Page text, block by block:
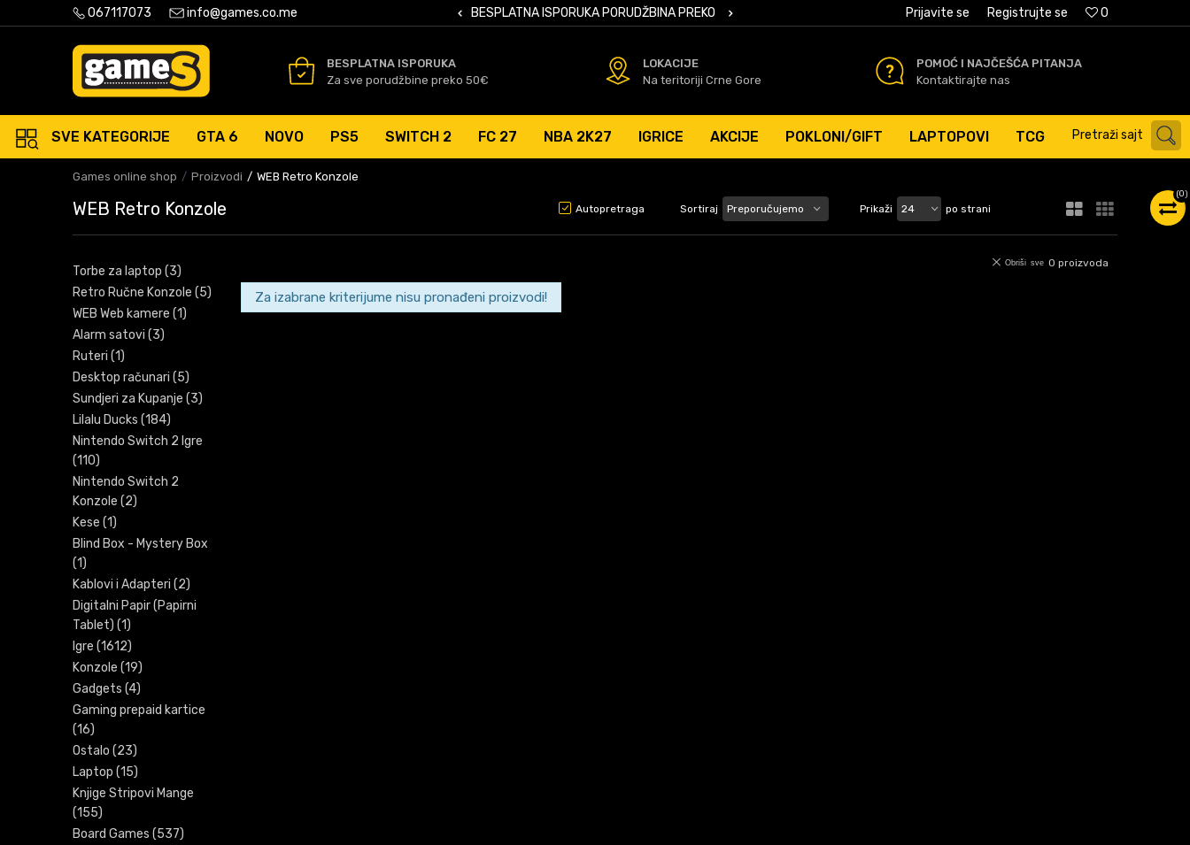
067117073 info@games.co.me
ISPORUKA PORUDŽBINA PREKO 50 EURSIGURNO PLAĆANJE PLATNIM KARTICAMA BESPLATNA ISPORUKA PORUDŽBINA PREKO 50 EURSIGURNO PLAĆANJE PLATNIM KARTICAMA 0
Prijavite se Registrujte se
BESPLATNA ISPORUKA
Za sve porudžbine preko 50€
LOKACIJE
Na teritoriji Crne Gore
POMOĆ I NAJČEŠĆA PITANJA
Kontaktirajte nas
SVE KATEGORIJE GTA 6 NOVO PS5 SWITCH 2 FC 27 NBA 2K27 IGRICE AKCIJE POKLONI/GIFT LAPTOPOVI TCG Pretraži sajt
(0)
Games online shop Proizvodi WEB Retro Konzole
WEB Retro Konzole Autopretraga Sortiraj Prikaži po strani
Torbe za laptop (3)
Retro Ručne Konzole (5)
WEB Web kamere (1)
Alarm satovi (3)
Ruteri (1)
Desktop računari (5)
Sundjeri za Kupanje (3)
Lilalu Ducks (184)
Nintendo Switch 2 Igre
(110)
Nintendo Switch 2
Konzole (2)
Kese (1)
Blind Box - Mystery Box
(1)
Kablovi i Adapteri (2)
Digitalni Papir (Papirni
Tablet) (1)
Igre (1612)
Konzole (19)
Gadgets (4)
Gaming prepaid kartice
(16)
Ostalo (23)
Laptop (15)
Knjige Stripovi Mange
(155)
Board Games (537)
0 proizvoda
Obriši sve
Za izabrane kriterijume nisu pronađeni proizvodi!